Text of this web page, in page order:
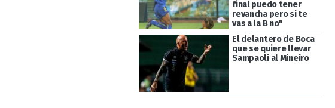
final puedo tener
revancha pero si te
vas a la B no"
El delantero de Boca
que se quiere llevar
Sampaoli al Mineiro